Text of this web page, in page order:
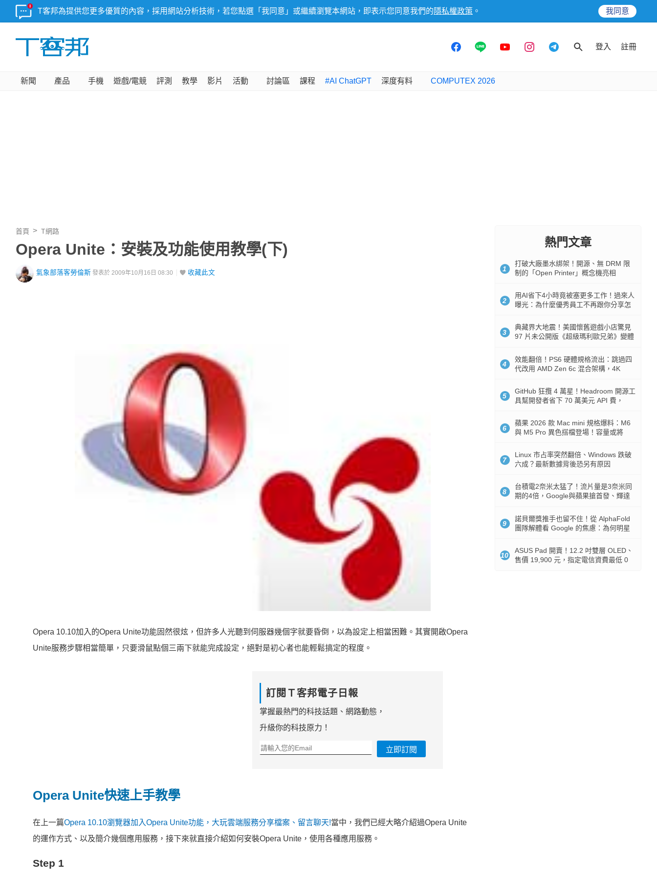
T客邦為提供您更多優質的內容，採用網站分析技術，若您點選「我同意」或繼續瀏覽本網站，即表示您同意我們的 隱私權政策 。 我同意
登入 註冊
新聞 產品 手機 遊戲/電競 評測 教學 影片 活動 討論區 課程 #AI ChatGPT 深度有料 COMPUTEX 2026
首頁 T網路
Opera Unite：安裝及功能使用教學(下)
氣象部落客勞倫斯 發表於 2009年10月16日 08:30 收藏此文
Opera 10.10加入的Opera Unite功能固然很炫，但許多人光聽到伺服器幾個字就要昏倒，以為設定上相當困難。其實開啟Opera
Unite服務步驟相當簡單，只要滑鼠點個三兩下就能完成設定，絕對是初心者也能輕鬆搞定的程度。
訂閱Ｔ客邦電子日報
掌握最熱門的科技話題、網路動態，
升級你的科技原力！
立即訂閱
Opera Unite快速上手教學
在上一篇Opera 10.10瀏覽器加入Opera Unite功能，大玩雲端服務分享檔案、留言聊天!當中，我們已經大略介紹過Opera Unite
的運作方式、以及簡介幾個應用服務，接下來就直接介紹如何安裝Opera Unite，使用各種應用服務。
Step 1
熱門文章
1
打破大廠墨水綁架！開源、無 DRM 限
制的「Open Printer」概念機亮相
2
用AI省下4小時竟被塞更多工作！過來人
曝光：為什麼優秀員工不再跟你分享怎
3
典藏界大地震！美國懷舊遊戲小店驚見
97 片未公開版《超級瑪利歐兄弟》變體
4
效能翻倍！PS6 硬體規格流出：跳過四
代改用 AMD Zen 6c 混合架構，4K
5
GitHub 狂攬 4 萬星！Headroom 開源工
具幫開發者省下 70 萬美元 API 費，
6
蘋果 2026 款 Mac mini 規格爆料：M6
與 M5 Pro 異色搭檔登場！容量或將
7
Linux 市占率突然翻倍、Windows 跌破
六成？最新數據背後恐另有原因
8
台積電2奈米太猛了！流片量是3奈米同
期的4倍，Google與蘋果搶首發、輝達
9
諾貝爾獎推手也留不住！從 AlphaFold
團隊解體看 Google 的焦慮：為何明星
10
ASUS Pad 開賣！12.2 吋雙層 OLED、
售價 19,900 元，指定電信資費最低 0